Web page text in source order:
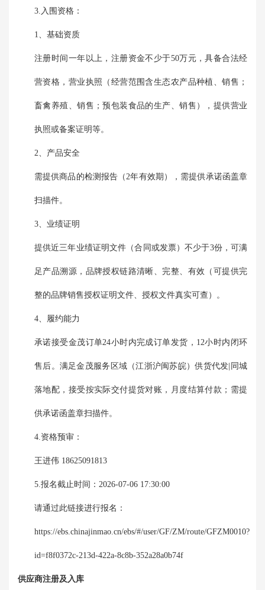
3.入围资格：
1、基础资质
注册时间一年以上，注册资金不少于50万元，具备合法经
营资格，营业执照（经营范围含生态农产品种植、销售；
畜禽养殖、销售；预包装食品的生产、销售），提供营业
执照或备案证明等。
2、产品安全
需提供商品的检测报告（2年有效期），需提供承诺函盖章
扫描件。
3、业绩证明
提供近三年业绩证明文件（合同或发票）不少于3份，可满
足产品溯源，品牌授权链路清晰、完整、有效（可提供完
整的品牌销售授权证明文件、授权文件真实可查）。
4、履约能力
承诺接受金茂订单24小时内完成订单发货，12小时内闭环
售后。满足金茂服务区域（江浙沪闽苏皖）供货代发|同城
落地配，接受按实际交付提货对账，月度结算付款；需提
供承诺函盖章扫描件。
4.资格预审：
王进伟 18625091813
5.报名截止时间：2026-07-06 17:30:00
请通过此链接进行报名：
https://ebs.chinajinmao.cn/ebs/#/user/GF/ZM/route/GFZM0010?
id=f8f0372c-213d-422a-8c8b-352a28a0b74f
供应商注册及入库